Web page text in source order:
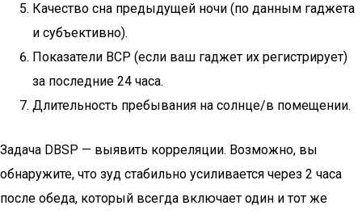
Качество сна предыдущей ночи (по данным гаджета
и субъективно).
Показатели ВСР (если ваш гаджет их регистрирует)
за последние 24 часа.
Длительность пребывания на солнце/в помещении.
Задача DBSP — выявить корреляции. Возможно, вы
обнаружите, что зуд стабильно усиливается через 2 часа
после обеда, который всегда включает один и тот же